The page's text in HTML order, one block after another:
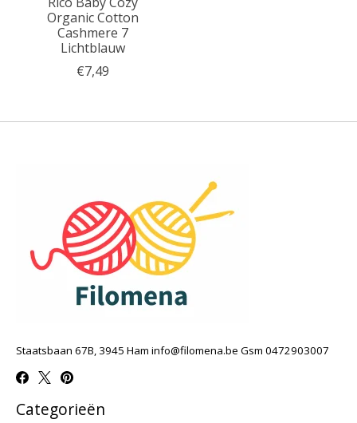
Organic Cotton
Cashmere 7
Lichtblauw
€7,49
Staatsbaan 67B, 3945 Ham info@filomena.be Gsm 0472903007
Categorieën